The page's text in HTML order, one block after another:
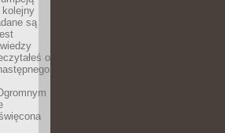
są
o